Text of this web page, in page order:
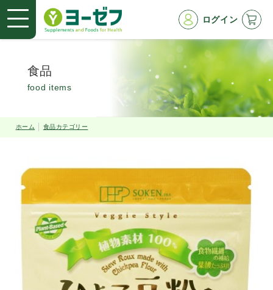
ログイン
食品
food items
ホーム 食品カテゴリー